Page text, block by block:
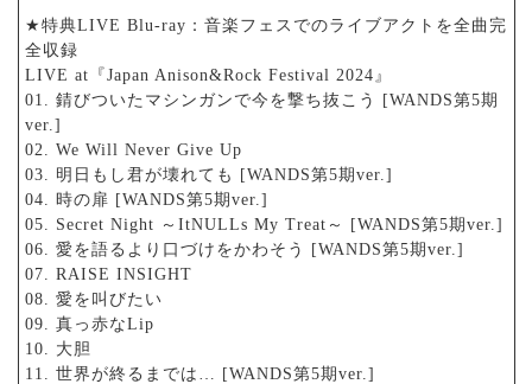
★特典LIVE Blu-ray：音楽フェスでのライブアクトを全曲完
全収録
LIVE at『Japan Anison&Rock Festival 2024』
01. 錆びついたマシンガンで今を撃ち抜こう [WANDS第5期
ver.]
02. We Will Never Give Up
03. 明日もし君が壊れても [WANDS第5期ver.]
04. 時の扉 [WANDS第5期ver.]
05. Secret Night ～ItNULLs My Treat～ [WANDS第5期ver.]
06. 愛を語るより口づけをかわそう [WANDS第5期ver.]
07. RAISE INSIGHT
08. 愛を叫びたい
09. 真っ赤なLip
10. 大胆
11. 世界が終るまでは… [WANDS第5期ver.]